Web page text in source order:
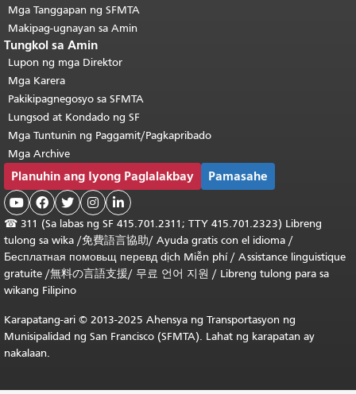
Mga Tanggapan ng SFMTA
Makipag-ugnayan sa Amin
Tungkol sa Amin
Lupon ng mga Direktor
Mga Karera
Pakikipagnegosyo sa SFMTA
Lungsod at Kondado ng SF
Mga Tuntunin ng Paggamit/Pagkapribado
Mga Archive
Planuhin ang Iyong Paglalakbay Pamasahe
    
☎ 311 (Sa labas ng SF 415.701.2311; TTY 415.701.2323) Libreng
tulong sa wika /免費語言協助/ Ayuda gratis con el idioma /
Бесплатная помовьщ перевд dịch Miễn phí/ Assistance linguistique
gratuite /無料の言語支援/ 무료 언어 지원 / Libreng tulong para sa
wikang Filipino
Karapatang-ari © 2013-2025 Ahensya ng Transportasyon ng
Munisipalidad ng San Francisco (SFMTA). Lahat ng karapatan ay
nakalaan.